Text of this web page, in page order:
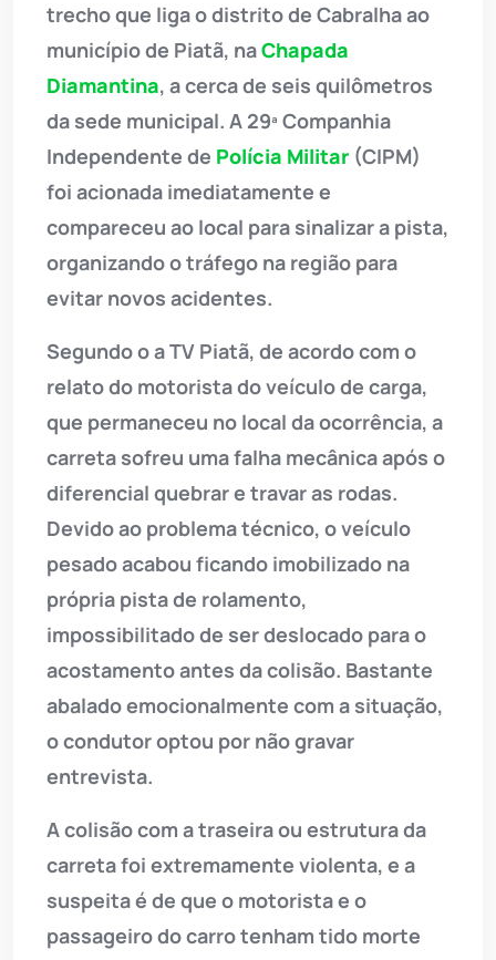
trecho que liga o distrito de Cabralha ao
município de Piatã, naChapada
Diamantina, a cerca de seis quilômetros
da sede municipal. A 29ª Companhia
Independente de Polícia Militar (CIPM)
foi acionada imediatamente e
compareceu ao local para sinalizar a pista,
organizando o tráfego na região para
evitar novos acidentes.
Segundo o a TV Piatã, de acordo com o
relato do motorista do veículo de carga,
que permaneceu no local da ocorrência, a
carreta sofreu uma falha mecânica após o
diferencial quebrar e travar as rodas.
Devido ao problema técnico, o veículo
pesado acabou ficando imobilizado na
própria pista de rolamento,
impossibilitado de ser deslocado para o
acostamento antes da colisão. Bastante
abalado emocionalmente com a situação,
o condutor optou por não gravar
entrevista.
A colisão com a traseira ou estrutura da
carreta foi extremamente violenta, e a
suspeita é de que o motorista e o
passageiro do carro tenham tido morte